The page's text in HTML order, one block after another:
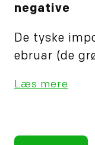
negative
De tyske
ebruar (de
Læs mere